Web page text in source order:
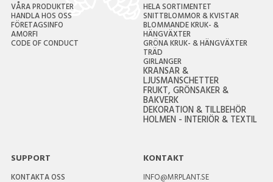
VÅRA PRODUKTER
HANDLA HOS OSS
FÖRETAGSINFO
AMORFI
CODE OF CONDUCT
HELA SORTIMENTET
SNITTBLOMMOR & KVISTAR
BLOMMANDE KRUK- &
HÄNGVÄXTER
GRÖNA KRUK- & HÄNGVÄXTER
TRÄD
GIRLANGER
KRANSAR &
LJUSMANSCHETTER
FRUKT, GRÖNSAKER &
BAKVERK
DEKORATION & TILLBEHÖR
HOLMEN - INTERIÖR & TEXTIL
SUPPORT
KONTAKTA OSS
KONTAKT
INFO@MRPLANT.SE